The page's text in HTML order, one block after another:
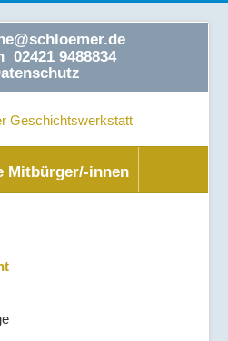
02421 9488834
Mitbürger/-innen